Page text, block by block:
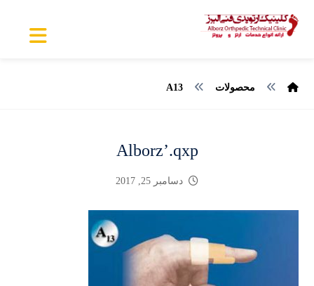
محصولات A13
Alborz’.qxp
دسامبر 25, 2017